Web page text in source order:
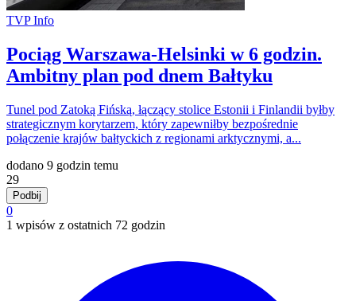
TVP Info
Pociąg Warszawa-Helsinki w 6 godzin.
Ambitny plan pod dnem Bałtyku
Tunel pod Zatoką Fińską, łączący stolice Estonii i Finlandii byłby
strategicznym korytarzem, który zapewniłby bezpośrednie
połączenie krajów bałtyckich z regionami arktycznymi, a...
dodano 9 godzin temu
29
Podbij
0
1 wpisów z ostatnich 72 godzin